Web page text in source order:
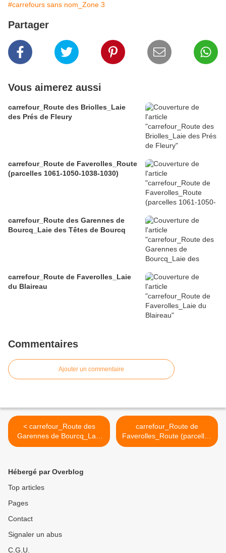
#carrefours sans nom_Zone 3
Partager
Vous aimerez aussi
carrefour_Route des Briolles_Laie
des Prés de Fleury
carrefour_Route de Faverolles_Route
(parcelles 1061-1050-1038-1030)
carrefour_Route des Garennes de
Bourcq_Laie des Têtes de Bourcq
carrefour_Route de Faverolles_Laie
du Blaireau
Commentaires
Ajouter un commentaire
< carrefour_Route des
Garennes de Bourcq_Laie
des Têtes de Bourcq
carrefour_Route de
Faverolles_Route (parcelles
1061-1050-1038-1030) >
Hébergé par Overblog
Top articles
Pages
Contact
Signaler un abus
C.G.U.